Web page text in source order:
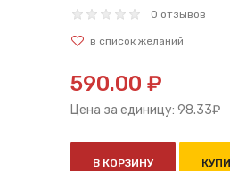
0 отзывов
590.00 ₽
Цена за единицу: 98.33₽
В КОРЗИНУ